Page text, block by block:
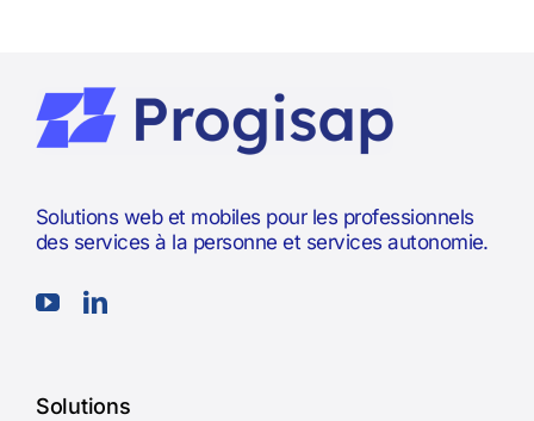
Solutions web et mobiles pour les professionnels
des services à la personne et services autonomie.
Solutions